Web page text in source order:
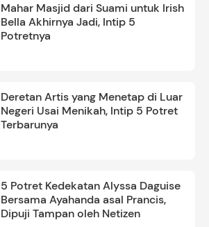
Mahar Masjid dari Suami untuk Irish
Bella Akhirnya Jadi, Intip 5
Potretnya
Deretan Artis yang Menetap di Luar
Negeri Usai Menikah, Intip 5 Potret
Terbarunya
5 Potret Kedekatan Alyssa Daguise
Bersama Ayahanda asal Prancis,
Dipuji Tampan oleh Netizen